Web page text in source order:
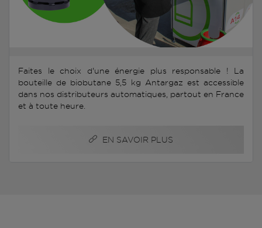
Faites le choix d'une énergie plus responsable ! La
bouteille de biobutane 5,5 kg Antargaz est accessible
dans nos distributeurs automatiques, partout en France
et à toute heure.
EN SAVOIR PLUS